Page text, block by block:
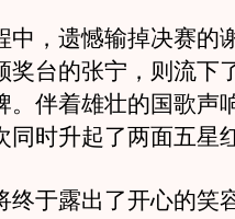
，遗憾输掉决赛的
奖台的张宁，则流下
。伴着雄壮的国歌声
同时升起了两面五星
于露出了开心的笑